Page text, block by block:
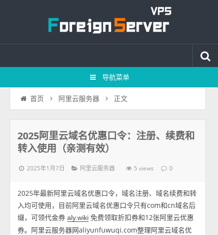
导航菜单
首页 阿里云服务器 正文
2025阿里云域名优惠口令：注册、续费和
转入使用（亲测有效）
2025年1月7日 阿里云服务器 5 views 0
2025年最新阿里云域名优惠口令，域名注册、域名续费和转
入均可使用，目前阿里云域名优惠口令只有com和cn域名后
缀，可领代金券aly.wiki 免费领取折扣券和12张阿里云优惠
券。阿里云服务器网aliyunfuwuqi.com整理阿里云域名优